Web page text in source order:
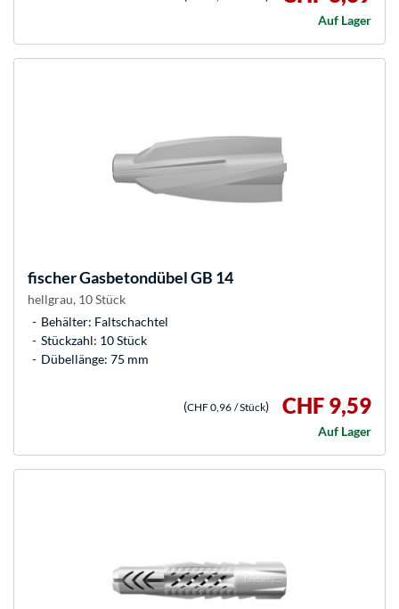
Auf Lager
fischerGasbetondübel GB 14
hellgrau, 10 Stück
Behälter: Faltschachtel
Stückzahl: 10 Stück
Dübellänge: 75 mm
(CHF 0,96 / Stück) CHF 9,59
Auf Lager